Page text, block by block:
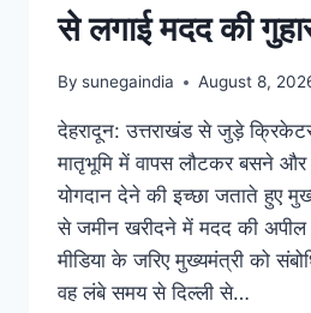
से लगाई मदद की
By sunegaindia August 8,
देहरादून: उत्तराखंड से जुड़े
मातृभूमि में वापस लौटकर बसने
योगदान देने की इच्छा जताते हुए
से जमीन खरीदने में मदद की अपील
मीडिया के जरिए मुख्यमंत्री को
वह लंबे समय से दिल्ली से…